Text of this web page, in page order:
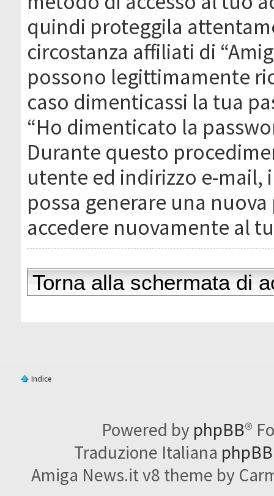
quindi proteggila
circostanza affiliati di
possono legittimamente
caso dimenticassi la tua
“Ho dimenticato la
Durante questo
utente ed indirizzo e-mail,
possa generare una
accedere nuovamente al
Torna alla schermata di
Indice
Powered by phpBB®
Traduzione Italiana
Amiga News.it v8 theme by